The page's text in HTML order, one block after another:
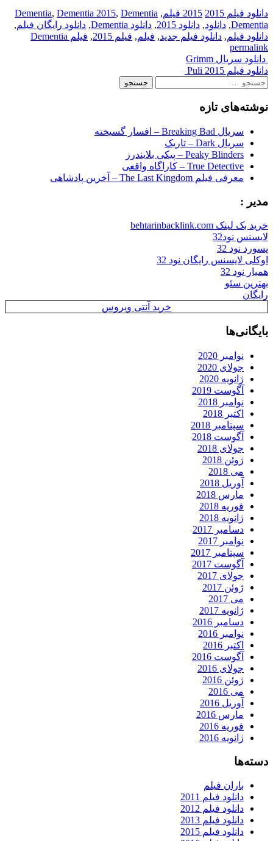
دانلود فیلم 2015 2015 فیلم ,
Dementia, Dementia 2015, Dementia
Dementia
, دانلود, دانلود 2015 , دانلود Dementia , دانلود رایگان فیلم,
دانلود فیلم, دانلود فیلم جدید, فیلم, فیلم 2015 , فیلم Dementia
permalink
Post
navigation
دانلود سریال Grimm
دانلود فیلم Puli 2015
جستجو
نوشته‌های تازه
سریال Breaking Bad – افسار گسیخته
سریال Dark – تاریک
Peaky Blinders – پیکی بلایندرز
True Detective – کاراگاه واقعی
معرفی فیلم The Last Kingdom – آخرین پادشاهی
مدیر :
خرید بک لینک behtarinbacklink.com
لایسنس نود32
پسورد نود 32
اوکلی لایسنس رایگان نود 32
همیار نود 32
بهترین سئو
رایگان
خرید آنتی ویروس
بایگانی‌ها
نوامبر 2020
جولای 2020
ژانویه 2020
آگوست 2019
نوامبر 2018
اکتبر 2018
سپتامبر 2018
آگوست 2018
جولای 2018
ژوئن 2018
می 2018
آوریل 2018
مارس 2018
فوریه 2018
ژانویه 2018
دسامبر 2017
نوامبر 2017
سپتامبر 2017
آگوست 2017
جولای 2017
ژوئن 2017
می 2017
ژانویه 2017
دسامبر 2016
نوامبر 2016
اکتبر 2016
آگوست 2016
جولای 2016
ژوئن 2016
می 2016
آوریل 2016
مارس 2016
فوریه 2016
ژانویه 2016
دسته‌ها
باران فیلم
دانلود فیلم 2011
دانلود فیلم 2012
دانلود فیلم 2013
دانلود فیلم 2015